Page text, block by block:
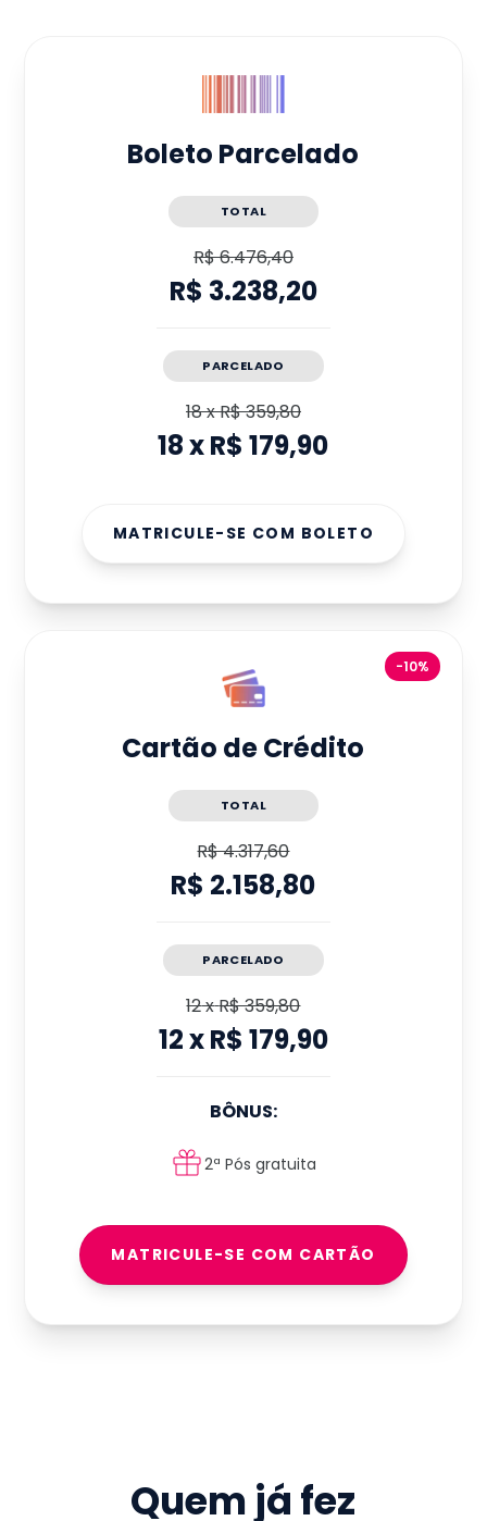
Boleto Parcelado
TOTAL
R$ 6.476,40
R$ 3.238,20
PARCELADO
18xR$ 359,80
18xR$ 179,90
MATRICULE-SE COM BOLETO
-10%
Cartão de Crédito
TOTAL
R$ 4.317,60
R$ 2.158,80
PARCELADO
12xR$ 359,80
12xR$ 179,90
BÔNUS:
2ª Pós gratuita
MATRICULE-SE COM CARTÃO
Quem já fez